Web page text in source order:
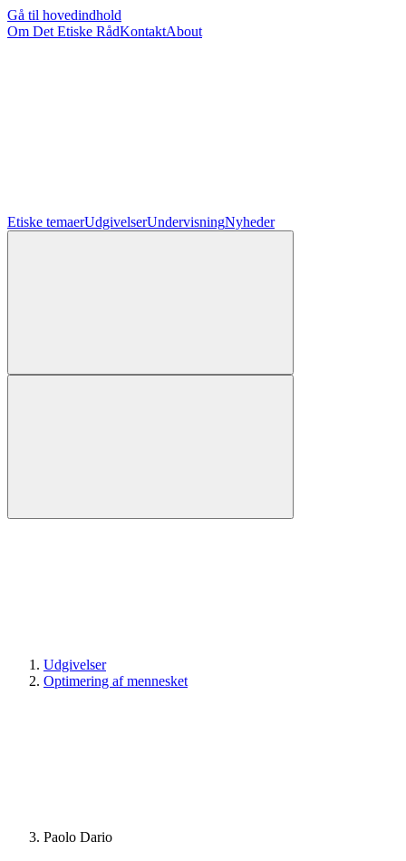
Gå til hovedindhold
Om Det Etiske RådKontaktAbout
Etiske temaerUdgivelserUndervisningNyheder
Udgivelser
Optimering af mennesket
Paolo Dario